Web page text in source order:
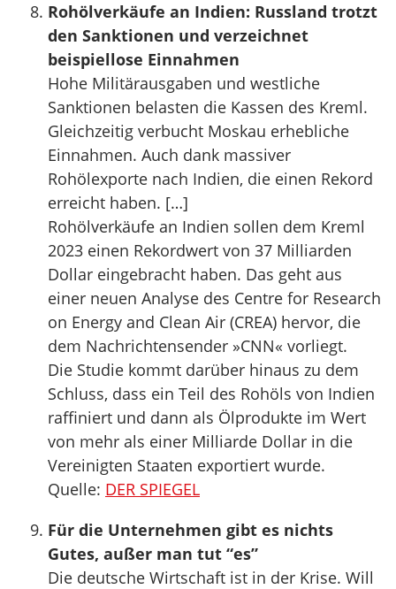
Rohölverkäufe an Indien: Russland trotzt
den Sanktionen und verzeichnet
beispiellose Einnahmen
Hohe Militärausgaben und westliche
Sanktionen belasten die Kassen des Kreml.
Gleichzeitig verbucht Moskau erhebliche
Einnahmen. Auch dank massiver
Rohölexporte nach Indien, die einen Rekord
erreicht haben. […]
Rohölverkäufe an Indien sollen dem Kreml
2023 einen Rekordwert von 37 Milliarden
Dollar eingebracht haben. Das geht aus
einer neuen Analyse des Centre for Research
on Energy and Clean Air (CREA) hervor, die
dem Nachrichtensender »CNN« vorliegt.
Die Studie kommt darüber hinaus zu dem
Schluss, dass ein Teil des Rohöls von Indien
raffiniert und dann als Ölprodukte im Wert
von mehr als einer Milliarde Dollar in die
Vereinigten Staaten exportiert wurde.
Quelle: DER SPIEGEL
Für die Unternehmen gibt es nichts
Gutes, außer man tut “es”
Die deutsche Wirtschaft ist in der Krise. Will